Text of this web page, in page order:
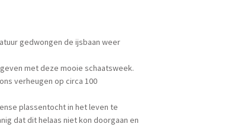
gedwongen de ijsbaan weer
met deze mooie schaatsweek.
verheugen op circa 100
plassentocht in het leven te
dat dit helaas niet kon doorgaan en